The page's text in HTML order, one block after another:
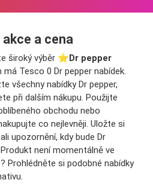
a cena
široký výběr ⭐️Dr pepper
Tesco 0 Dr pepper nabídek.
všechny nabídky Dr pepper,
při dalším nákupu. Použijte
obchodu nebo
co nejlevněji. Uložte si
upozornění, kdy bude Dr
není momentálně ve
Prohlédněte si podobné nabídky